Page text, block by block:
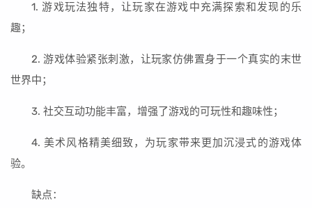
1. 游戏玩法独特，让玩家在游戏中充满探索和发现的乐
趣；
2. 游戏体验紧张刺激，让玩家仿佛置身于一个真实的末世
世界中；
3. 社交互动功能丰富，增强了游戏的可玩性和趣味性；
4. 美术风格精美细致，为玩家带来更加沉浸式的游戏体
验。
缺点：